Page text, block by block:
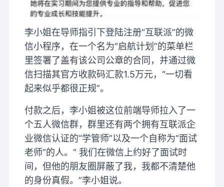
李小姐在导师指引下登陆注册“互联派”的微
信小程序，在一个名为“启航计划”的菜单栏
里签署了盖有该公司公章的合同，并通过微
信扫描其官方收款码汇款1.5万元，“一切看
起来似乎都很正规”。
付款之后，李小姐被这位前端导师拉入了一
个五人微信群，群里还有两个拥有互联派企
业微信认证的“学管师”以及一个自称为“面试
老师”的人。“ 我们在微信上约好了面试时
间，但他的朋友圈屏蔽了我，我都不清楚他
的身份真假。”李小姐说。